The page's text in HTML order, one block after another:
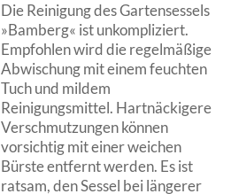
Die Reinigung des Gartensessels
»Bamberg« ist unkompliziert.
Empfohlen wird die regelmäßige
Abwischung mit einem feuchten
Tuch und mildem
Reinigungsmittel. Hartnäckigere
Verschmutzungen können
vorsichtig mit einer weichen
Bürste entfernt werden. Es ist
ratsam, den Sessel bei längerer